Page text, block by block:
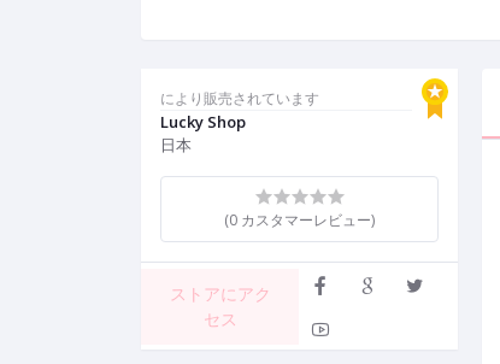
により販売されています
Lucky Shop
日本
(0 カスタマーレビュー)
ストアにアク
セス